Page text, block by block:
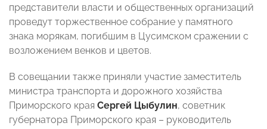
представители власти и общественных организаций
проведут торжественное собрание у памятного
знака морякам, погибшим в Цусимском сражении с
возложением венков и цветов.
В совещании также приняли участие заместитель
министра транспорта и дорожного хозяйства
Приморского края Сергей Цыбулин, советник
губернатора Приморского края – руководитель